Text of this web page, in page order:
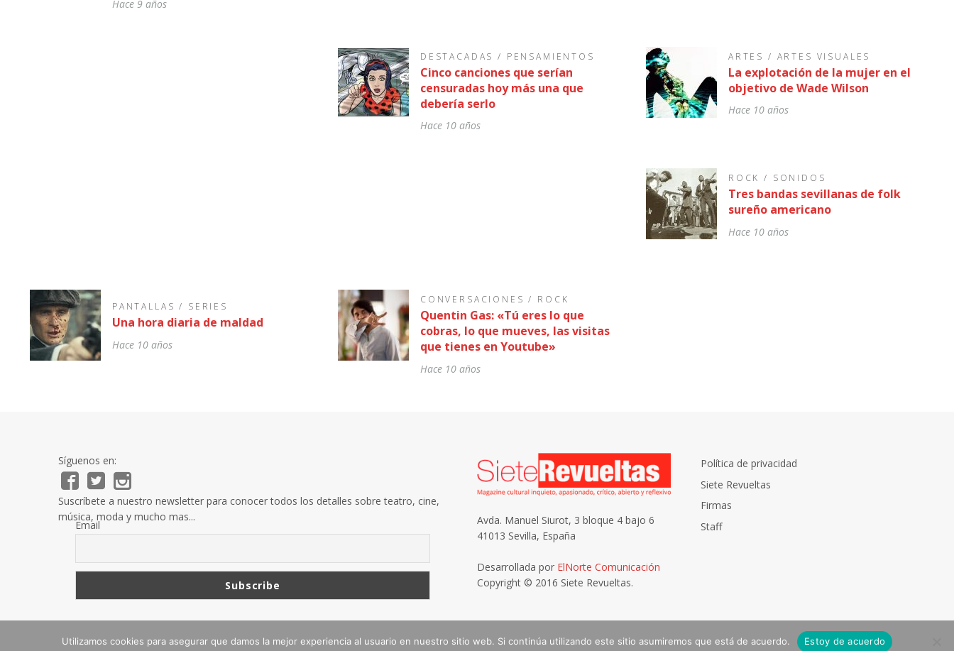
Hace 9 años
DESTACADAS / PENSAMIENTOS
Cinco canciones que serían
censuradas hoy más una que
debería serlo
Hace 10 años
ARTES / ARTES VISUALES
La explotación de la mujer en el
objetivo de Wade Wilson
Hace 10 años
ROCK / SONIDOS
Tres bandas sevillanas de folk
sureño americano
Hace 10 años
PANTALLAS / SERIES
Una hora diaria de maldad
Hace 10 años
CONVERSACIONES / ROCK
Quentin Gas: «Tú eres lo que
cobras, lo que mueves, las visitas
que tienes en Youtube»
Hace 10 años
Síguenos en:
Suscríbete a nuestro newsletter para conocer todos los detalles sobre teatro, cine,
música, moda y mucho mas...
Email
Si deseas ponerte en contacto con la redacción puedes enviar un email a
info@sieterevueltas.net
Avda. Manuel Siurot, 3 bloque 4 bajo 6
41013 Sevilla, España
Desarrollada por ElNorte Comunicación
Copyright © 2016 Siete Revueltas.
Política de privacidad
Siete Revueltas
Firmas
Staff
Copyright © 2026 Siete Revueltas.
Utilizamos cookies para asegurar que damos la mejor experiencia al usuario en nuestro sitio web. Si continúa utilizando este sitio asumiremos que está de acuerdo. Estoy de acuerdo